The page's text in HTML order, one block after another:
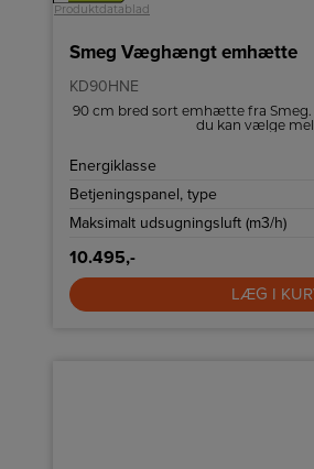
Produktdatablad
Smeg Væghængt emhætte
KD90HNE
90 cm bred sort emhætte fra Smeg.
du kan vælge
Energiklasse
Betjeningspanel, type
Maksimalt udsugningsluft (m3/h)
10.495,-
LÆG I